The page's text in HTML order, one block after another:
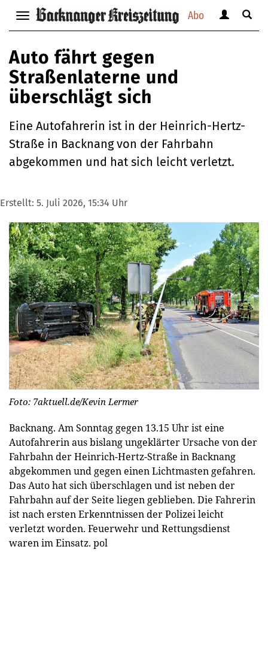
Abo
Navigation
anzeigen
verbergen
anzeigen
Suche
Auto fährt gegen
Straßenlaterne und
überschlägt sich
Eine Autofahrerin ist in der Heinrich-Hertz-
Straße in Backnang von der Fahrbahn
abgekommen und hat sich leicht verletzt.
Erstellt: 5. Juli 2026, 15:34 Uhr
Foto: 7aktuell.de/Kevin Lermer
Backnang. Am Sonntag gegen 13.15 Uhr ist eine
Autofahrerin aus bislang ungeklärter Ursache von der
Fahrbahn der Heinrich-Hertz-Straße in Backnang
abgekommen und gegen einen Lichtmasten gefahren.
Das Auto hat sich überschlagen und ist neben der
Fahrbahn auf der Seite liegen geblieben. Die Fahrerin
ist nach ersten Erkenntnissen der Polizei leicht
verletzt worden. Feuerwehr und Rettungsdienst
waren im Einsatz. pol